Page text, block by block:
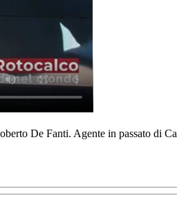
De Fanti. Agente in passato di